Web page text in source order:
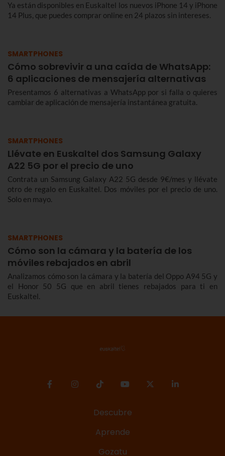
Ya están disponibles en Euskaltel los nuevos iPhone 14 y iPhone
14 Plus, que puedes comprar online en 24 plazos sin intereses.
SMARTPHONES
Cómo sobrevivir a una caída de WhatsApp:
6 aplicaciones de mensajería alternativas
Presentamos 6 alternativas a WhatsApp por si falla o quieres
cambiar de aplicación de mensajería instantánea gratuita.
SMARTPHONES
Llévate en Euskaltel dos Samsung Galaxy
A22 5G por el precio de uno
Contrata un Samsung Galaxy A22 5G desde 9€/mes y llévate
otro de regalo en Euskaltel. Dos móviles por el precio de uno.
Solo en mayo.
SMARTPHONES
Cómo son la cámara y la batería de los
móviles rebajados en abril
Analizamos cómo son la cámara y la batería del Oppo A94 5G y
el Honor 50 5G que en abril tienes rebajados para ti en
Euskaltel.
Descubre
Aprende
Gozatu